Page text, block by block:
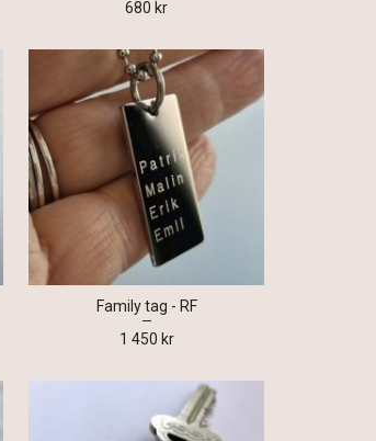
680 kr
Family tag - RF
1 450 kr